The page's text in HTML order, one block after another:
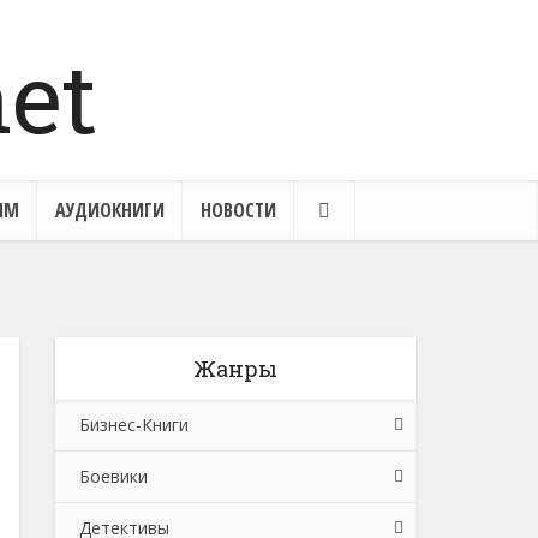
АУДИОКНИГИ НОВОСТИ
Жанры
Бизнес-Книги
Банковское дело
Бухучет, налогообложение, аудит
Боевики
Боевики: Прочее
Детективы